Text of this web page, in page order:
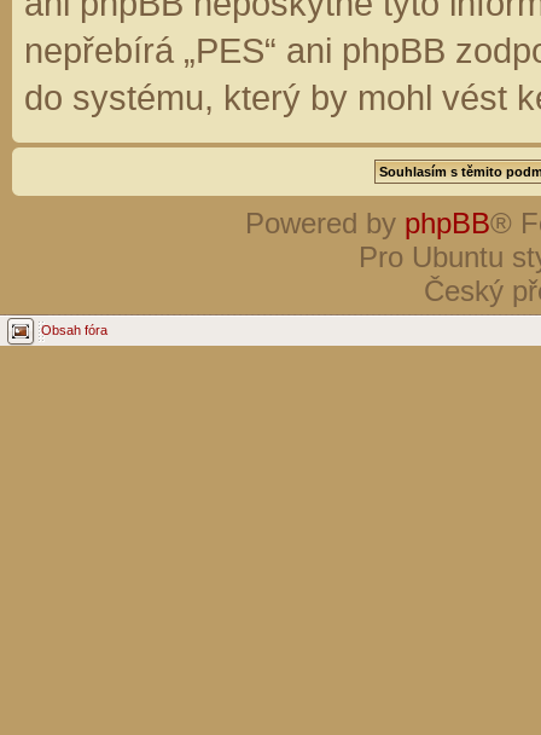
nepřebírá „PES“ ani phpBB
do systému, který by mohl vést
Powered by phpBB®
Pro Ubuntu
Český
Obsah fóra